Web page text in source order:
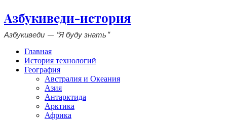
Азбукиведи-история
Азбукиведи — "Я буду знать"
Главная
История технологий
География
Австралия и Океания
Азия
Антарктида
Арктика
Африка